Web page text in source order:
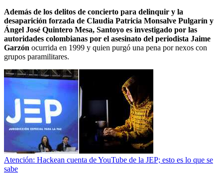
Además de los delitos de concierto para delinquir y la
desaparición forzada de Claudia Patricia Monsalve Pulgarín y
Ángel José Quintero Mesa, Santoyo es investigado por las
autoridades colombianas por el asesinato del periodista Jaime
Garzón ocurrida en 1999 y quien purgó una pena por nexos con
grupos paramilitares.
Atención: Hackean cuenta de YouTube de la JEP; esto es lo que se
sabe